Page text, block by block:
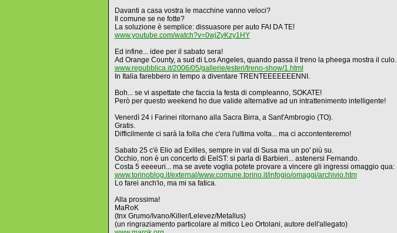
Davanti a casa vostra le macchine vanno veloci?
Il comune se ne fotte?
La soluzione è semplice: dissuasore per auto FAI DA TE!
www.youtube.com/watch?v=0wjZyKzy1HY
Ed infine... idee per il sabato sera!
Ad Orange County, a sud di Los Angeles, quando passa il treno la pheega mostra il culo.
www.repubblica.it/2006/05/gallerie/esteri/treno-show/1.html
In Italia farebbero in tempo a diventare TRENTEEEEEEENNI.
Boh... se vi aspettate che faccia la festa di compleanno, SOKATE!
Però per questo weekend ho due valide alternative ad un intrattenimento intelligente!
Venerdì 24 i Farinei ritornano alla Sacra Birra, a Sant'Ambrogio (TO).
Gratis.
Difficilmente ci sarà la folla che c'era l'ultima volta... ma ci accontenteremo!
Sabato 25 c'è Elio ad Exilles, sempre in val di Susa ma un po' più su.
Occhio, non è un concerto di EelST: si parla di Barbieri... astenersi Fernando.
Costa 5 eeeeuri... ma se avete voglia potete provare a vincere gli ingressi omaggio qua:
www.torinoblog.it/external/www.comune.torino.it/infogio/omaggi/archivio.htm
Lo farei anch'io, ma mi sa fatica.
Alla prossima!
MaRoK
(tnx Grumo/Ivano/Killer/Lelevez/Metallus)
(un ringraziamento particolare al mitico Leo Ortolani, autore dell'allegato)